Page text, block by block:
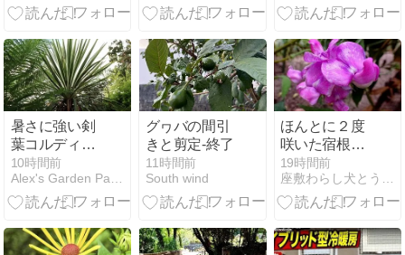
しもう
暑さに強い剣
葉コルディリ
ネ
10時間前
Alex's Garden Party♪
グヮバの間引
きと剪定-終了
11時間前
South wind
ほんとに２度
咲いた宿根ス
イトピー★食
用ホオズキ食
レポ
19時間前
座敷わらし犬とうさぎガーデンnew